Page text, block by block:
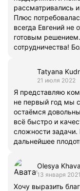
рассматривались
Плюс
всегда Евгений не
готовым
сотрудничества!
Tatyana
21 июля 2022
Я представляю
не первый год мы
остаёмся
всё быстро и
сложности
дальнейшее
Olesya
13 января 2021
Хочу выразить